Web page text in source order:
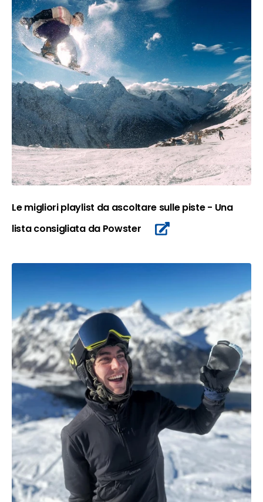
Le migliori playlist da ascoltare sulle piste - Una
lista consigliata da Powster